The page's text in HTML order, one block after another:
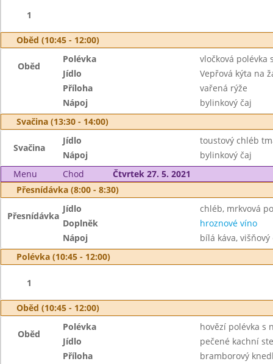
1
Oběd (10:45 - 12:00)
Oběd
Polévka
vločková polévka
Jídlo
Vepřová kýta na
Příloha
vařená rýže
Nápoj
bylinkový čaj
Svačina (13:30 - 14:00)
Svačina
Jídlo
toustový chléb
Nápoj
bylinkový čaj
Menu
Chod
Čtvrtek 27. 5. 2021
Přesnídávka (8:00 - 8:30)
Přesnídávka
Jídlo
chléb, mrkvová
Doplněk
hroznové víno
Nápoj
bílá káva, višňový
Polévka (10:45 - 12:00)
1
Oběd (10:45 - 12:00)
Oběd
Polévka
hovězí polévka s
Jídlo
pečené kachní
Příloha
bramborový